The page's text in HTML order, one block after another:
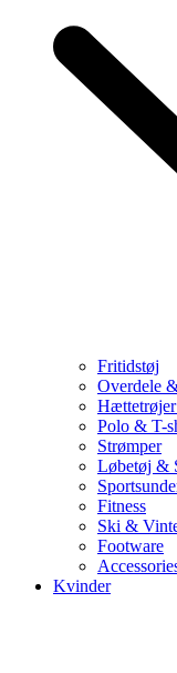
Fritidstøj
Overdele
Polo & T-
Strømper
Løbetøj &
Fitness
Ski &
Footware
Kvinder